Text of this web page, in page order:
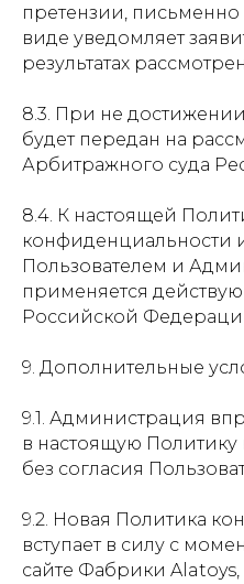
претензии,
виде уведомляет
результатах
8.3. При не
будет передан на
Арбитражного суда
8.4. К настоящей
Пользователем и
применяется
Российской
9. Дополнительные
9.1. Администрация
в настоящую
без согласия
9.2. Новая Политика
вступает в силу с
сайте Фабрики